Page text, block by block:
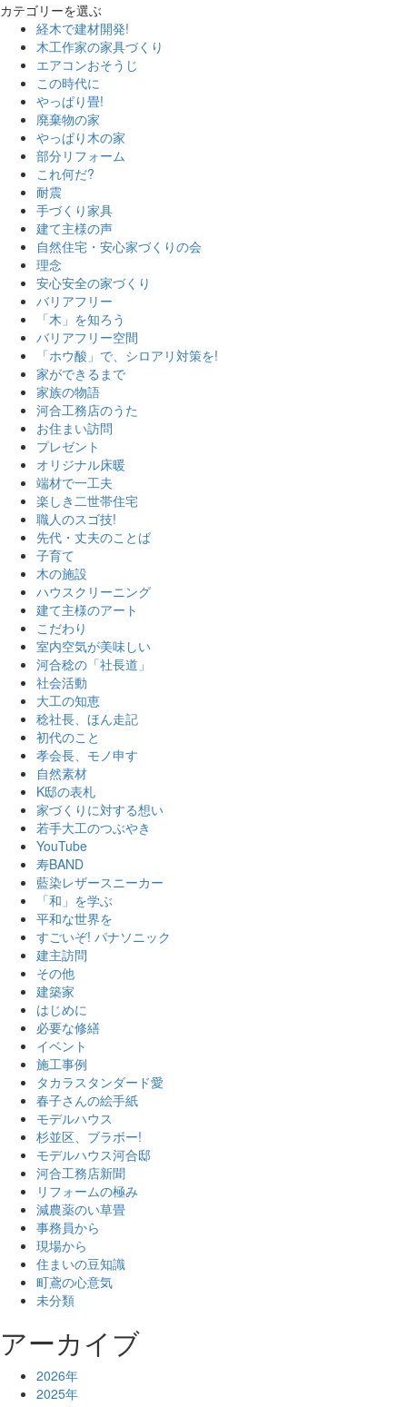
カテゴリーを選ぶ
経木で建材開発!
木工作家の家具づくり
エアコンおそうじ
この時代に
やっぱり畳!
廃棄物の家
やっぱり木の家
部分リフォーム
これ何だ?
耐震
手づくり家具
建て主様の声
自然住宅・安心家づくりの会
理念
安心安全の家づくり
バリアフリー
「木」を知ろう
バリアフリー空間
「ホウ酸」で、シロアリ対策を!
家ができるまで
家族の物語
河合工務店のうた
お住まい訪問
プレゼント
オリジナル床暖
端材で一工夫
楽しき二世帯住宅
職人のスゴ技!
先代・丈夫のことば
子育て
木の施設
ハウスクリーニング
建て主様のアート
こだわり
室内空気が美味しい
河合稔の「社長道」
社会活動
大工の知恵
稔社長、ほん走記
初代のこと
孝会長、モノ申す
自然素材
K邸の表札
家づくりに対する想い
若手大工のつぶやき
YouTube
寿BAND
藍染レザースニーカー
「和」を学ぶ
平和な世界を
すごいぞ! パナソニック
建主訪問
その他
建築家
はじめに
必要な修繕
イベント
施工事例
タカラスタンダード愛
春子さんの絵手紙
モデルハウス
杉並区、ブラボー!
モデルハウス河合邸
河合工務店新聞
リフォームの極み
減農薬のい草畳
事務員から
現場から
住まいの豆知識
町鳶の心意気
未分類
アーカイブ
2026年
2025年